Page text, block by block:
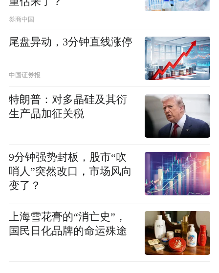
券商中国
尾盘异动，3分钟直线涨停
中国证券报
特朗普：对多晶硅及其衍
生产品加征关税
9分钟强势封板，股市“吹
哨人”突然改口，市场风向
变了？
上海雪花膏的“消亡史”，
国民日化品牌的命运殊途